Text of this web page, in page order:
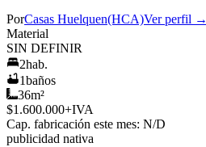
PorCasas Huelquen(HCA)Ver perfil →
Material
SIN DEFINIR
2hab.
1baños
36m²
$1.600.000+IVA
Cap. fabricación este mes: N/D
publicidad nativa